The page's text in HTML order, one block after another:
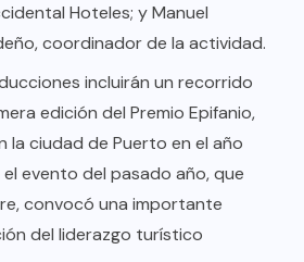
Hoteles; y Manuel
coordinador de la actividad.
incluirán un recorrido
edición del Premio Epifanio,
la ciudad de Puerto en el año
evento del pasado año, que
convocó una importante
del liderazgo turístico